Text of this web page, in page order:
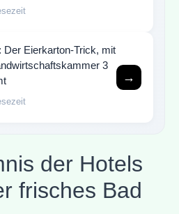
Der Eierkarton-Trick, mit
3
→
der Hotels
frisches Bad